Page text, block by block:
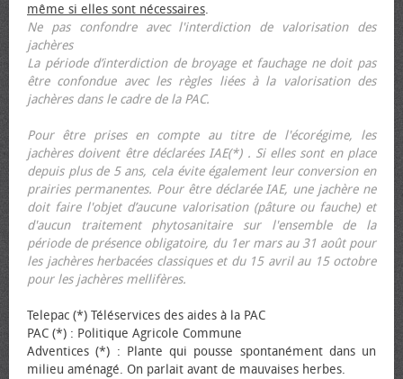
même si elles sont nécessaires.
Ne pas confondre avec l'interdiction de valorisation des
jachères
La période d’interdiction de broyage et fauchage ne doit pas
être confondue avec les règles liées à la valorisation des
jachères dans le cadre de la PAC.
Pour être prises en compte au titre de l'écorégime, les
jachères doivent être déclarées IAE(*) . Si elles sont en place
depuis plus de 5 ans, cela évite également leur conversion en
prairies permanentes. Pour être déclarée IAE, une jachère ne
doit faire l'objet d’aucune valorisation (pâture ou fauche) et
d'aucun traitement phytosanitaire sur l'ensemble de la
période de présence obligatoire, du 1er mars au 31 août pour
les jachères herbacées classiques et du 15 avril au 15 octobre
pour les jachères mellifères.
Telepac (*) Téléservices des aides à la PAC
PAC (*) : Politique Agricole Commune
Adventices (*) : Plante qui pousse spontanément dans un
milieu aménagé. On parlait avant de mauvaises herbes.